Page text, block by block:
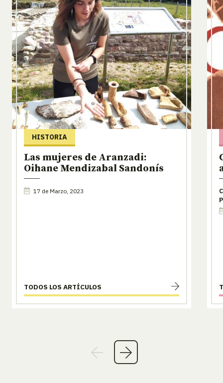
HISTORIA
Las mujeres de Aranzadi:
Oihane Mendizabal Sandonís
17 de Marzo, 2023
TODOS LOS ARTÍCULOS